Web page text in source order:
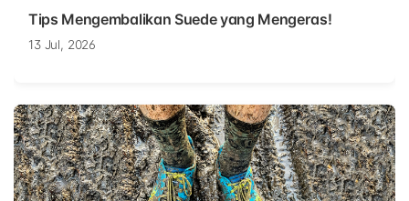
Tips Mengembalikan Suede yang Mengeras!
13 Jul, 2026